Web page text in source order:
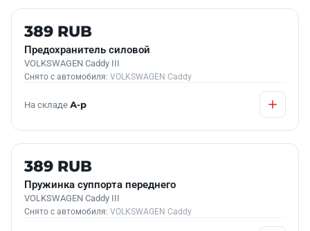
Б/У В НАЛИЧИИ
389 RUB
Предохранитель силовой
VOLKSWAGEN Caddy III
Снято с автомобиля: VOLKSWAGEN Caddy
На складе А-р
Б/У В НАЛИЧИИ
389 RUB
Пружинка суппорта переднего
VOLKSWAGEN Caddy III
Снято с автомобиля: VOLKSWAGEN Caddy